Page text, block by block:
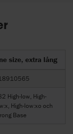
size, extra lång
High-low, High-
High-low:xo och
Base